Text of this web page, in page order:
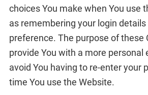
choices You make when You use
as remembering your login details
preference. The purpose of these
provide You with a more personal
avoid You having to re-enter your
time You use the Website.